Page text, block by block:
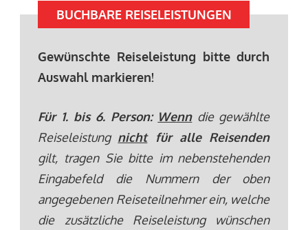
BUCHBARE REISELEISTUNGEN
Gewünschte Reiseleistung bitte durch
Auswahl markieren!
Für 1. bis 6. Person: Wenn die gewählte
Reiseleistung nichtfür alle Reisenden
gilt, tragen Sie bitte im nebenstehenden
Eingabefeld die Nummern der oben
angegebenen Reiseteilnehmer ein, welche
die zusätzliche Reiseleistung wünschen